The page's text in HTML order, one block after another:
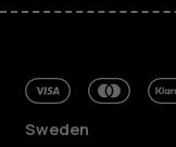
Sweden